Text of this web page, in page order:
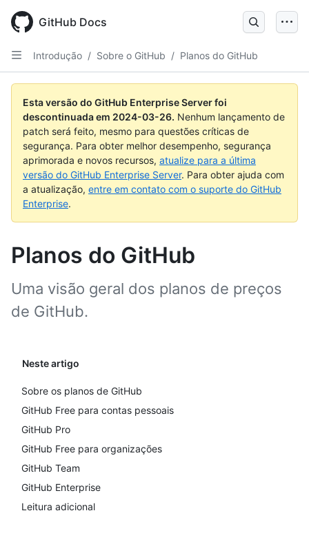
main
content
GitHub Docs
Introdução / Sobre o GitHub / Planos do GitHub
Esta versão do GitHub Enterprise Server foi
descontinuada em 2024-03-26. Nenhum lançamento de
patch será feito, mesmo para questões críticas de
segurança. Para obter melhor desempenho, segurança
aprimorada e novos recursos, atualize para a última
versão do GitHub Enterprise Server. Para obter ajuda com
a atualização, entre em contato com o suporte do GitHub
Enterprise.
Planos do GitHub
Uma visão geral dos planos de preços
de GitHub.
Neste artigo
Sobre os planos de GitHub
GitHub Free para contas pessoais
GitHub Pro
GitHub Free para organizações
GitHub Team
GitHub Enterprise
Leitura adicional